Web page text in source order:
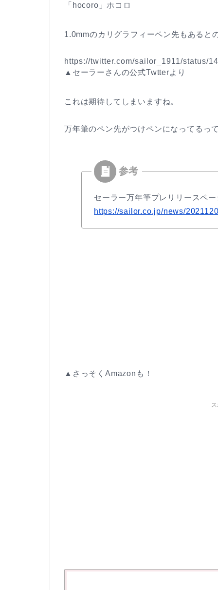
「 hocoro 」ホコロ
1.0mmのカリグラフィーペン先もあると
https://twitter.com/sailor_1911/status/
▲セーラーさんの公式Twtterより
これは期待してしまいますね。
万年筆のペン先がつけペンになってるっ
セーラー万年筆プレリリースペー
https://sailor.co.jp/news/
▲さっそくAmazonも！